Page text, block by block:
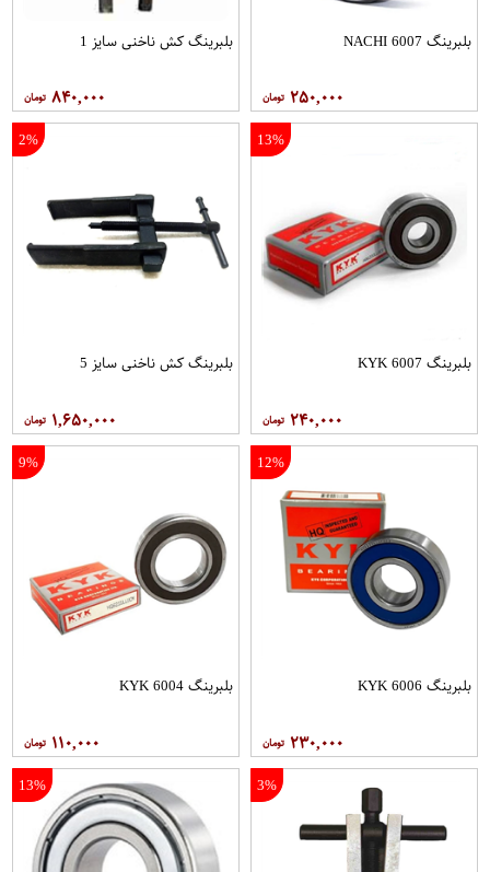
بلبرینگ 6007 NACHI
۲۵۰,۰۰۰
بلبرینگ کش ناخنی سایز 1
۸۴۰,۰۰۰
13%
بلبرینگ 6007 KYK
۲۴۰,۰۰۰
2%
بلبرینگ کش ناخنی سایز 5
۱,۶۵۰,۰۰۰
12%
بلبرینگ 6006 KYK
۲۳۰,۰۰۰
9%
بلبرینگ 6004 KYK
۱۱۰,۰۰۰
3%
13%